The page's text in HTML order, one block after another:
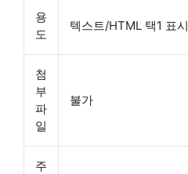
용
도
텍스트/HTML 택1 표시
첨
부
파
일
불가
주